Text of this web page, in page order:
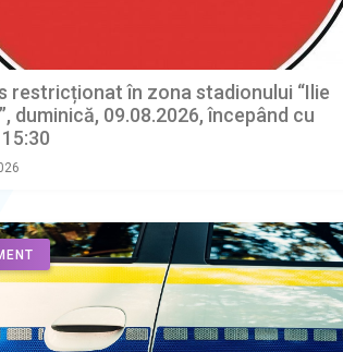
restricționat în zona stadionului “Ilie
duminică, 09.08.2026, începând cu